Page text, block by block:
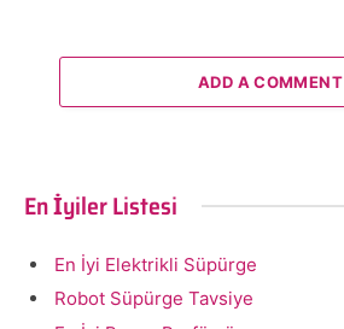
ADD A COMMENT
En İyiler Listesi
En İyi Elektrikli Süpürge
Robot Süpürge Tavsiye